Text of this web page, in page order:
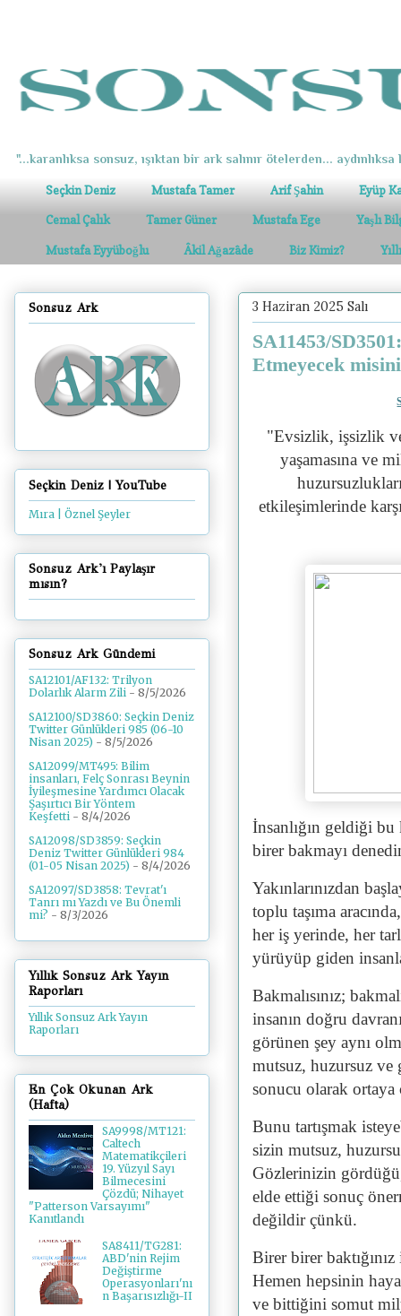
"...karanlıksa sonsuz, ışıktan bir ark salınır ötelerden... aydınlıksa
Seçkin Deniz Mustafa Tamer Arif Şahin Eyüp
Cemal Çalık Tamer Güner Mustafa Ege Yaşlı
Mustafa Eyyüboğlu Âkil Ağazâde Biz Kimiz?
3 Haziran 2025 Salı
SA11453/
Etmeyecek
"Evsizlik, işsizlik
yaşamasına ve
etkileşimlerinde
İnsanlığın geldiği bu
birer bakmayı
Yakınlarınızdan
toplu taşıma
her iş yerinde, her
yürüyüp giden
Bakmalısınız;
insanın doğru
görünen şey aynı
mutsuz, huzursuz ve
sonucu olarak ortaya
Bunu tartışmak
sizin mutsuz,
Gözlerinizin gördüğü,
elde ettiği sonuç
değildir çünkü.
Birer birer
Hemen hepsinin
ve bittiğini somut
Sonsuz Ark
Seçkin Deniz | YouTube
Mıra | Öznel Şeyler
Sonsuz Ark'ı Paylaşır
mısın?
Sonsuz Ark Gündemi
SA12101/AF132: Trilyon
Dolarlık Alarm Zili - 8/5/2026
SA12100/SD3860: Seçkin Deniz
Twitter Günlükleri 985 (06-10
Nisan 2025) - 8/5/2026
SA12099/MT495: Bilim
insanları, Felç Sonrası Beynin
İyileşmesine Yardımcı Olacak
Şaşırtıcı Bir Yöntem
Keşfetti - 8/4/2026
SA12098/SD3859: Seçkin
Deniz Twitter Günlükleri 984
(01-05 Nisan 2025) - 8/4/2026
SA12097/SD3858: Tevrat'ı
Tanrı mı Yazdı ve Bu Önemli
mi? - 8/3/2026
Yıllık Sonsuz Ark Yayın
Raporları
Yıllık Sonsuz Ark Yayın
Raporları
En Çok Okunan Ark
(Hafta)
SA9998/MT121:
Caltech
Matematikçileri
19. Yüzyıl Sayı
Bilmecesini
Çözdü; Nihayet
"Patterson Varsayımı"
Kanıtlandı
SA8411/TG281:
ABD'nin Rejim
Değiştirme
Operasyonları'nı
n Başarısızlığı-II